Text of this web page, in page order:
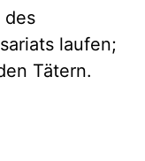
des
laufen;
Tätern.